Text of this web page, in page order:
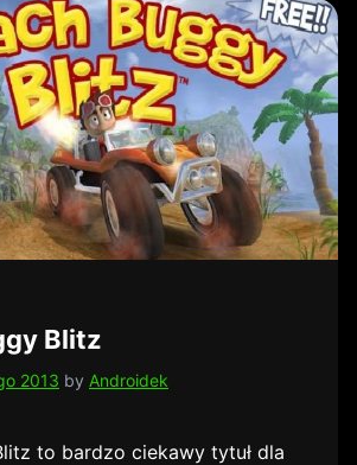
Blitz
2013 by Androidek
to bardzo ciekawy tytuł dla